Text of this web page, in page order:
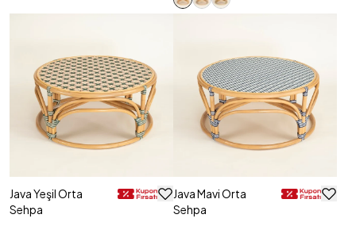
Java Yeşil Orta
Sehpa
Java Mavi Orta
Sehpa